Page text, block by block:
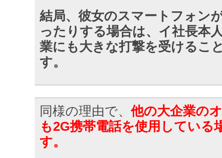
結局、彼女のスマートフォン
ったりする場合は、イ社長本
業にも大きな打撃を受けるこ
す。
同様の理由で、他の大企業の
も2G携帯電話を使用している
す。